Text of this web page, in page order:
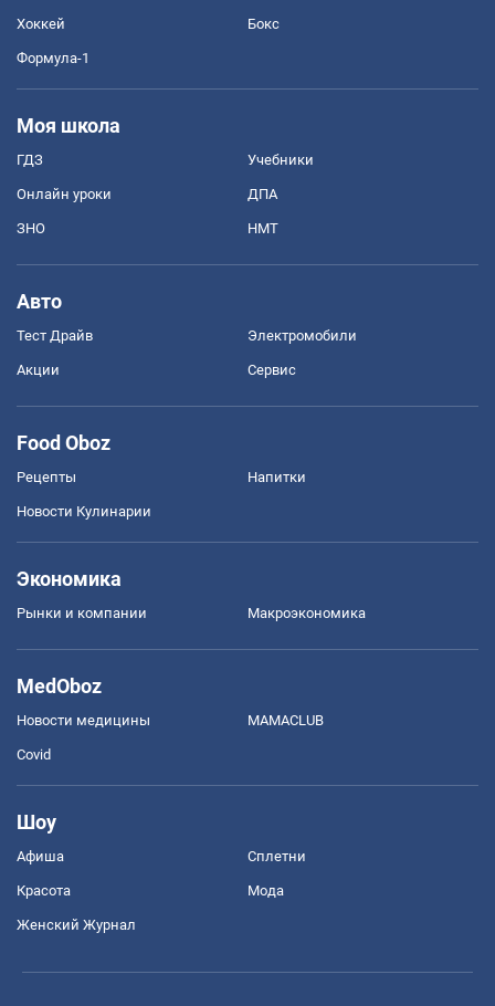
Хоккей Бокс
Формула-1
Моя школа
ГДЗ Учебники
Онлайн уроки ДПА
ЗНО НМТ
Авто
Тест Драйв Электромобили
Акции Сервис
Food Oboz
Рецепты Напитки
Новости Кулинарии
Экономика
Рынки и компании Mакроэкономика
MedOboz
Новости медицины MAMACLUB
Covid
Шоу
Афиша Сплетни
Красота Мода
Женский Журнал